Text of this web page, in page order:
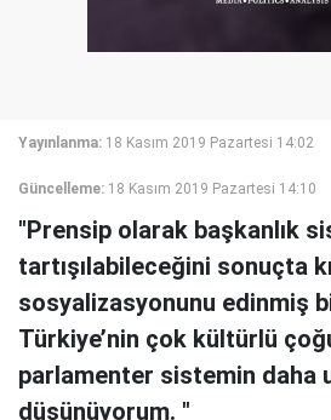
Yayınlanma: 18 Kasım 2019 Pazartesi 14:02
Güncelleme: 18 Kasım 2019 Pazartesi 14:10
"Prensip olarak başkanlık
tartışılabileceğini sonuçta
sosyalizasyonunu edinmiş
Türkiye’nin çok kültürlü
parlamenter sistemin daha
düşünüyorum. "